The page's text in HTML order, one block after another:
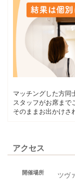
マッチングした方同
スタッフがお席まで
そのままお出かけさ
アクセス
開催場所
ツヴ